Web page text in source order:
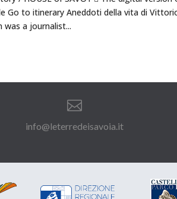
Go to itinerary Aneddoti della vita di
was a journalist...

info@leterredeisavoia.it